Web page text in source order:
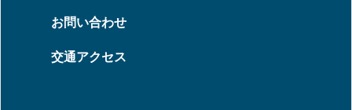
お問い合わせ
交通アクセス